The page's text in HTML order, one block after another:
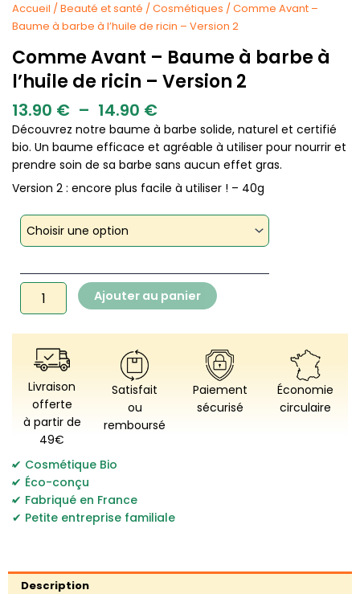
Accueil / Beauté et santé / Cosmétiques / Comme Avant –
Baume à barbe à l’huile de ricin – Version 2
Comme Avant – Baume à barbe à
l’huile de ricin – Version 2
13.90 € – 14.90 €Plage
de
prix :
13.90 €
à
14.90 €
Découvrez notre baume à barbe solide, naturel et certifié
bio. Un baume efficace et agréable à utiliser pour nourrir et
prendre soin de sa barbe sans aucun effet gras.
Version 2 : encore plus facile à utiliser ! – 40g
quantité
de
Comme
-
Baume
à
barbe
l'huile
de
ricin
Version
Ajouter au panier
Livraison
offerte
à partir de
49€
Satisfait
ou
remboursé
Paiement
sécurisé
Économie
circulaire
Cosmétique Bio
,
Éco-conçu
,
Fabriqué en France
,
Petite entreprise familiale
Description